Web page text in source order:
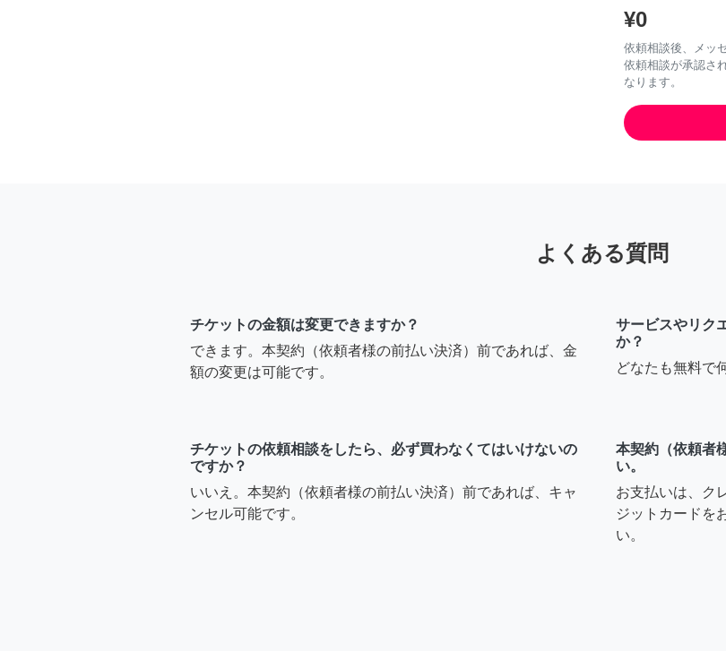
¥0
依頼相談後、メッ
依頼相談が承認さ
なります。
よくある質問
チケットの金額は変更できますか？
できます。本契約（依頼者様の前払い決済）前であれば、金
額の変更は可能です。
サービスやリク
か？
どなたも無料で
チケットの依頼相談をしたら、必ず買わなくてはいけないの
ですか？
いいえ。本契約（依頼者様の前払い決済）前であれば、キャ
ンセル可能です。
本契約（依頼者
い。
お支払いは、ク
ジットカードを
い。